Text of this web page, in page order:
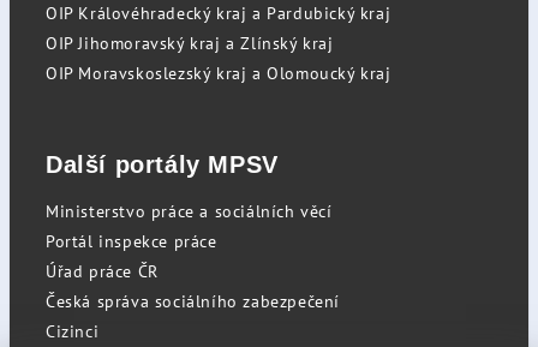
OIP Královéhradecký kraj a Pardubický kraj
OIP Jihomoravský kraj a Zlínský kraj
OIP Moravskoslezský kraj a Olomoucký kraj
Další portály MPSV
Ministerstvo práce a sociálních věcí
Portál inspekce práce
Úřad práce ČR
Česká správa sociálního zabezpečení
Cizinci